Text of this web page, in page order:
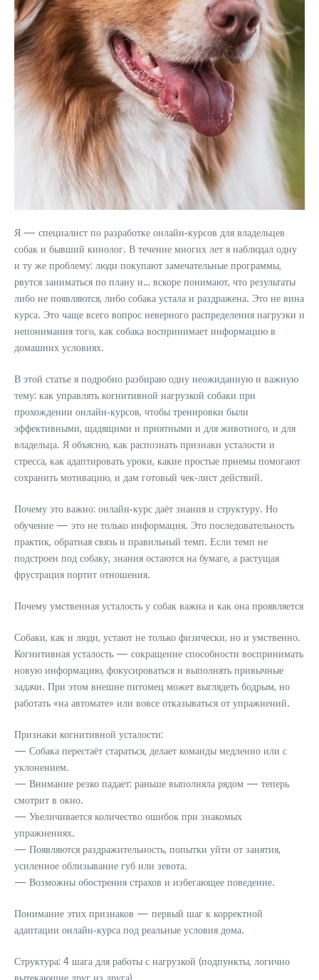
Я — специалист по разработке онлайн‑курсов для владельцев
собак и бывший кинолог. В течение многих лет я наблюдал одну
и ту же проблему: люди покупают замечательные программы,
рвутся заниматься по плану и… вскоре понимают, что результаты
либо не появляются, либо собака устала и раздражена. Это не вина
курса. Это чаще всего вопрос неверного распределения нагрузки и
непонимания того, как собака воспринимает информацию в
домашних условиях.
В этой статье я подробно разбираю одну неожиданную и важную
тему: как управлять когнитивной нагрузкой собаки при
прохождении онлайн‑курсов, чтобы тренировки были
эффективными, щадящими и приятными и для животного, и для
владельца. Я объясню, как распознать признаки усталости и
стресса, как адаптировать уроки, какие простые приемы помогают
сохранить мотивацию, и дам готовый чек‑лист действий.
Почему это важно: онлайн‑курс даёт знания и структуру. Но
обучение — это не только информация. Это последовательность
практик, обратная связь и правильный темп. Если темп не
подстроен под собаку, знания остаются на бумаге, а растущая
фрустрация портит отношения.
Почему умственная усталость у собак важна и как она проявляется
Собаки, как и люди, устают не только физически, но и умственно.
Когнитивная усталость — сокращение способности воспринимать
новую информацию, фокусироваться и выполнять привычные
задачи. При этом внешне питомец может выглядеть бодрым, но
работать «на автомате» или вовсе отказываться от упражнений.
Признаки когнитивной усталости:
— Собака перестаёт стараться, делает команды медленно или с
уклонением.
— Внимание резко падает: раньше выполняла рядом — теперь
смотрит в окно.
— Увеличивается количество ошибок при знакомых
упражнениях.
— Появляются раздражительность, попытки уйти от занятия,
усиленное облизывание губ или зевота.
— Возможны обострения страхов и избегающее поведение.
Понимание этих признаков — первый шаг к корректной
адаптации онлайн‑курса под реальные условия дома.
Структура: 4 шага для работы с нагрузкой (подпункты, логично
вытекающие друг из друга)